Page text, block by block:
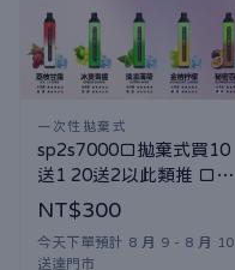
一次性拋棄式
sp2s7000口拋棄式買10
送1 20送2以此類推 口味
隨機贈送
NT$300
今天下單預計 8 月 9 - 8 月 10
送達門市